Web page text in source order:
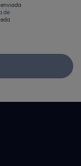
de